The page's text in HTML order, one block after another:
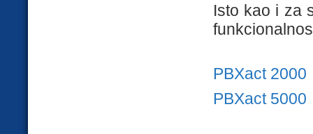
Isto kao i za
PBXact 2000
PBXact 5000